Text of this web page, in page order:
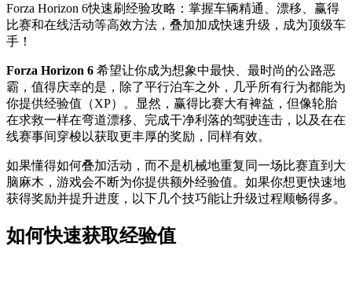
Forza Horizon 6快速刷经验攻略：掌握车辆精通、漂移、赢得
比赛和在线活动等高效方法，叠加加成快速升级，成为顶级车
手！
Forza Horizon 6 希望让你成为想象中最快、最时尚的公路恶
霸，值得庆幸的是，除了平行泊车之外，几乎所有行为都能为
你提供经验值（XP）。显然，赢得比赛大有裨益，但像轮胎
在求救一样在弯道漂移、完成干净利落的驾驶连击，以及在在
线赛事间穿梭以获取更丰厚的奖励，同样有效。
如果懂得如何叠加活动，而不是机械地重复同一场比赛直到大
脑麻木，游戏会不断为你提供额外经验值。如果你想更快速地
获得奖励并提升进度，以下几个技巧能让升级过程顺畅得多。
如何快速获取经验值